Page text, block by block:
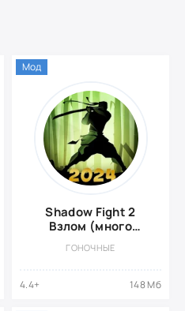
Shadow Fight 2
Взлом (много
ГОНОЧНЫЕ
4.4+ 148 Мб
Мод